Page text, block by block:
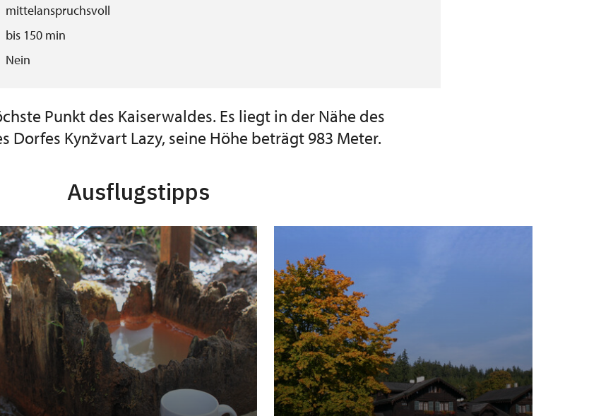
mittelanspruchsvoll
bis 150 min
Nein
Punkt des Kaiserwaldes. Es liegt in der Nähe des
Dorfes Kynžvart Lazy, seine Höhe beträgt 983 Meter.
Ausflugstipps